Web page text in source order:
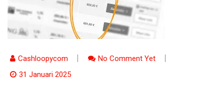
Cashloopycom
No Comment Yet
31 Januari 2025